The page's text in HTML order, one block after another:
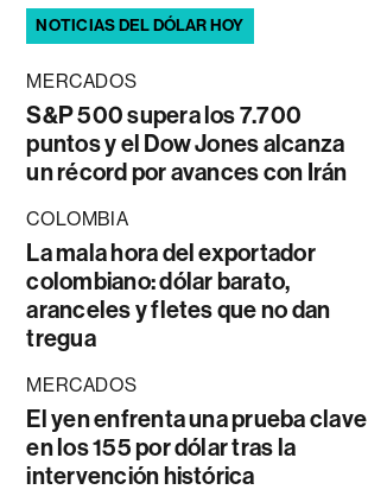
NOTICIAS DEL DÓLAR HOY
MERCADOS
S&P 500 supera los 7.700
puntos y el Dow Jones alcanza
un récord por avances con Irán
COLOMBIA
La mala hora del exportador
colombiano: dólar barato,
aranceles y fletes que no dan
tregua
MERCADOS
El yen enfrenta una prueba clave
en los 155 por dólar tras la
intervención histórica